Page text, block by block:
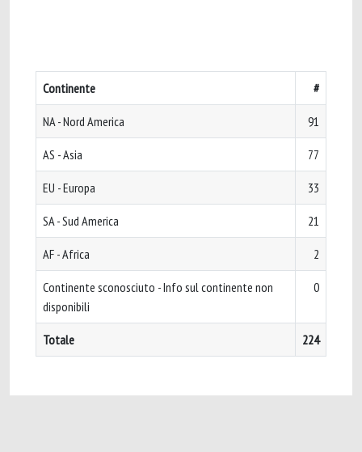
Continente #
NA - Nord America 91
AS - Asia 77
EU - Europa 33
SA - Sud America 21
AF - Africa 2
Continente sconosciuto - Info sul continente non
disponibili
0
Totale 224